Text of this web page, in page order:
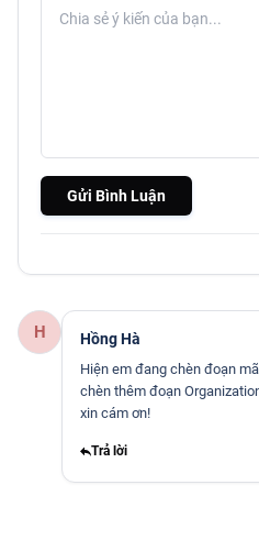
Gửi Bình Luận
H Hồng Hà
Hiện em đang chèn đoạn
chèn thêm đoạn
xin cám ơn!
Trả lời